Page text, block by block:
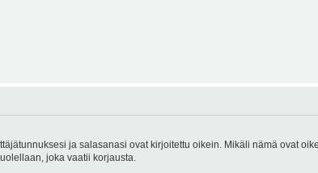
ja salasanasi ovat kirjoitettu oikein. Mikäli nämä ovat
joka vaatii korjausta.